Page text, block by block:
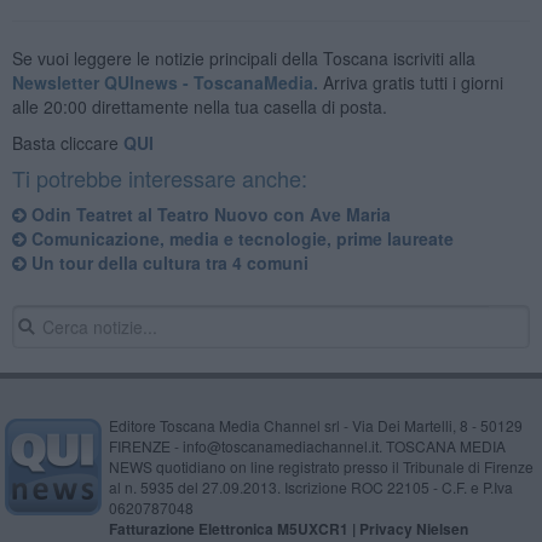
Se vuoi leggere le notizie principali della Toscana iscriviti alla
Newsletter QUInews - ToscanaMedia. Arriva gratis tutti i giorni
alle 20:00 direttamente nella tua casella di posta.
Basta cliccare QUI
Ti potrebbe interessare anche:
Odin Teatret al Teatro Nuovo con Ave Maria
Comunicazione, media e tecnologie, prime laureate
Un tour della cultura tra 4 comuni
Editore Toscana Media Channel srl - Via Dei Martelli, 8 - 50129
FIRENZE - info@toscanamediachannel.it. TOSCANA MEDIA
NEWS quotidiano on line registrato presso il Tribunale di Firenze
al n. 5935 del 27.09.2013. Iscrizione ROC 22105 - C.F. e P.Iva
0620787048
Fatturazione Elettronica M5UXCR1 | Privacy Nielsen